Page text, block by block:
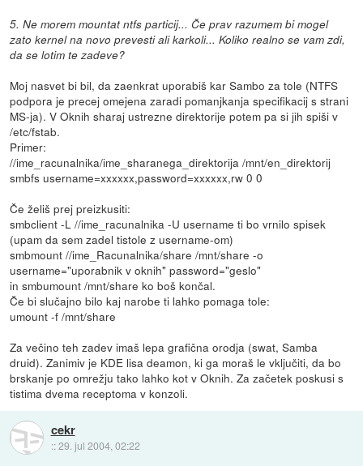
5. Ne morem mountat ntfs particij... Če prav razumem bi mogel
zato kernel na novo prevesti ali karkoli... Koliko realno se vam zdi,
da se lotim te zadeve?
Moj nasvet bi bil, da zaenkrat uporabiš kar Sambo za tole (NTFS
podpora je precej omejena zaradi pomanjkanja specifikacij s strani
MS-ja). V Oknih sharaj ustrezne direktorije potem pa si jih spiši v
/etc/fstab.
Primer:
//ime_racunalnika/ime_sharanega_direktorija /mnt/en_direktorij
smbfs username=xxxxxx,password=xxxxxx,rw 0 0
Če želiš prej preizkusiti:
smbclient -L //ime_racunalnika -U username ti bo vrnilo spisek
(upam da sem zadel tistole z username-om)
smbmount //ime_Racunalnika/share /mnt/share -o
username="uporabnik v oknih" password="geslo"
in smbumount /mnt/share ko boš končal.
Če bi slučajno bilo kaj narobe ti lahko pomaga tole:
umount -f /mnt/share
Za večino teh zadev imaš lepa grafična orodja (swat, Samba
druid). Zanimiv je KDE lisa deamon, ki ga moraš le vključiti, da bo
brskanje po omrežju tako lahko kot v Oknih. Za začetek poskusi s
tistima dvema receptoma v konzoli.
cekr
::29. jul 2004, 02:22